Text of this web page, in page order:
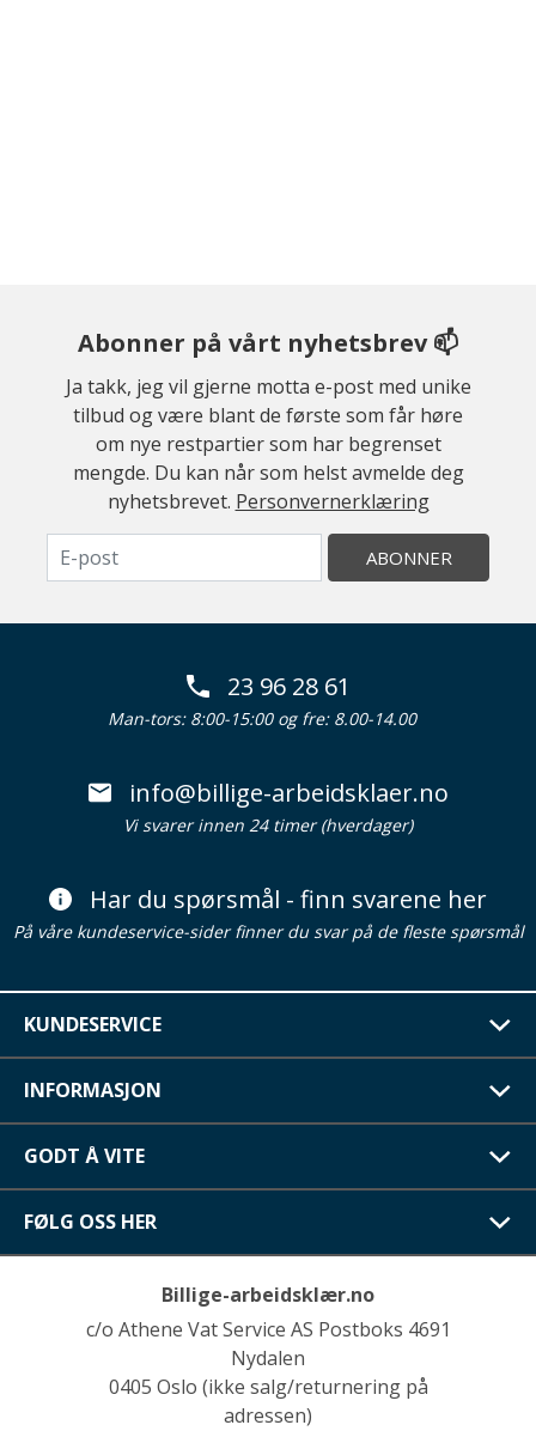
Abonner på vårt nyhetsbrev 📫
Ja takk, jeg vil gjerne motta e-post med unike
tilbud og være blant de første som får høre
om nye restpartier som har begrenset
mengde. Du kan når som helst avmelde deg
nyhetsbrevet. Personvernerklæring
ABONNER
23 96 28 61
Man-tors: 8:00-15:00 og fre: 8.00-14.00
info@billige-arbeidsklaer.no
Vi svarer innen 24 timer (hverdager)
Har du spørsmål - finn svarene her
På våre kundeservice-sider finner du svar på de fleste spørsmål
KUNDESERVICE
INFORMASJON
GODT Å VITE
FØLG OSS HER
Billige-arbeidsklær.no
c/o Athene Vat Service AS Postboks 4691
Nydalen
0405 Oslo (ikke salg/returnering på
adressen)